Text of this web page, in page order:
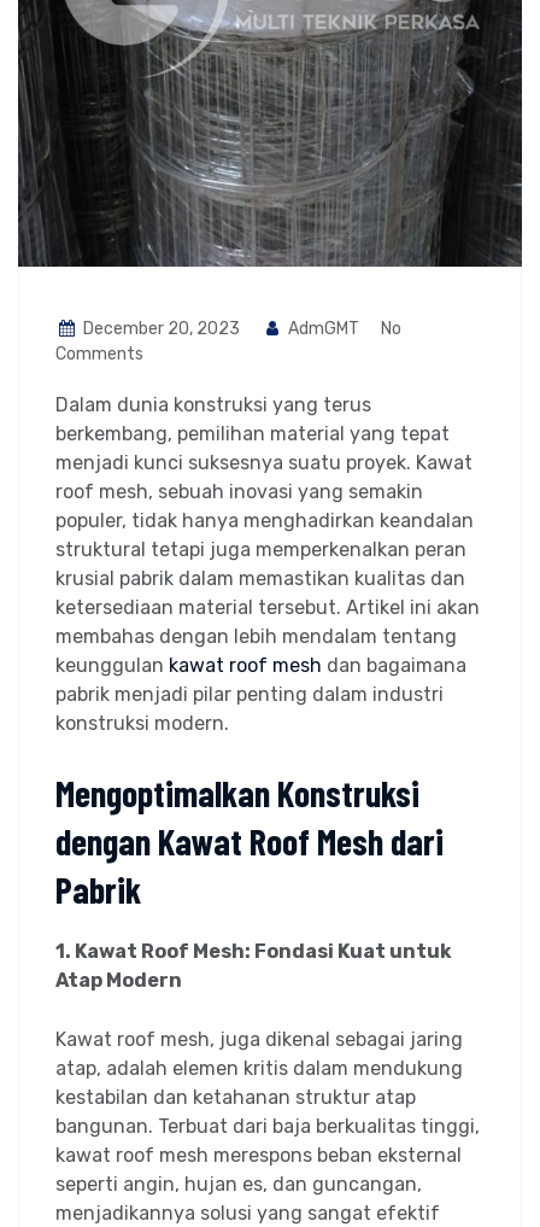
December 20, 2023 AdmGMT
No
Comments
Dalam dunia konstruksi yang terus
berkembang, pemilihan material yang tepat
menjadi kunci suksesnya suatu proyek. Kawat
roof mesh, sebuah inovasi yang semakin
populer, tidak hanya menghadirkan keandalan
struktural tetapi juga memperkenalkan peran
krusial pabrik dalam memastikan kualitas dan
ketersediaan material tersebut. Artikel ini akan
membahas dengan lebih mendalam tentang
keunggulan kawat roof mesh dan bagaimana
pabrik menjadi pilar penting dalam industri
konstruksi modern.
Mengoptimalkan Konstruksi
dengan Kawat Roof Mesh dari
Pabrik
1. Kawat Roof Mesh: Fondasi Kuat untuk
Atap Modern
Kawat roof mesh, juga dikenal sebagai jaring
atap, adalah elemen kritis dalam mendukung
kestabilan dan ketahanan struktur atap
bangunan. Terbuat dari baja berkualitas tinggi,
kawat roof mesh merespons beban eksternal
seperti angin, hujan es, dan guncangan,
menjadikannya solusi yang sangat efektif